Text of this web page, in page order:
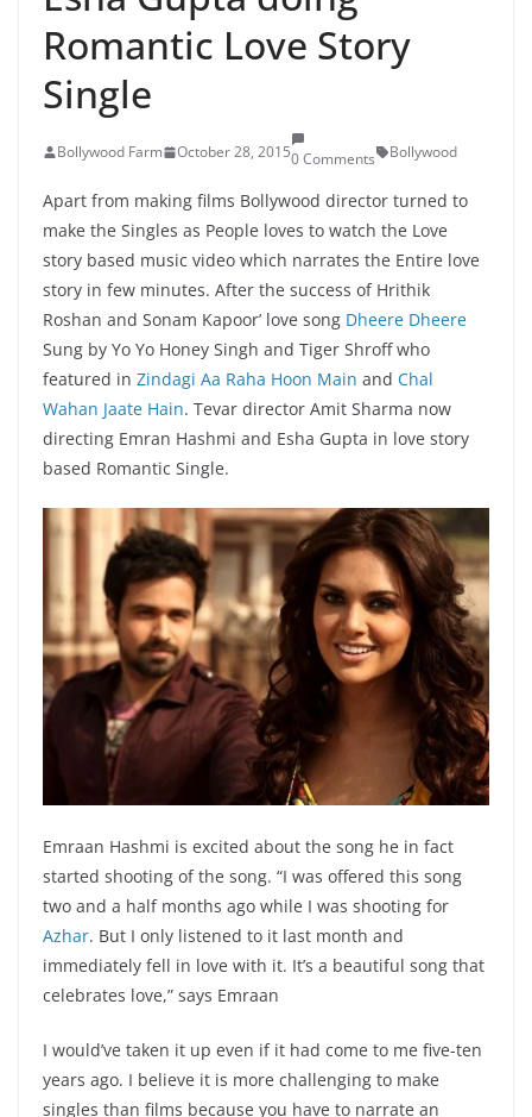
Romantic Love Story
Single
Bollywood Farm October 28, 20150 Comments Bollywood
Apart from making films Bollywood director turned to
make the Singles as People loves to watch the Love
story based music video which narrates the Entire love
story in few minutes. After the success of Hrithik
Roshan and Sonam Kapoor’ love song Dheere Dheere
Sung by Yo Yo Honey Singh and Tiger Shroff who
featured in Zindagi Aa Raha Hoon Main and Chal
Wahan Jaate Hain. Tevar director Amit Sharma now
directing Emran Hashmi and Esha Gupta in love story
based Romantic Single.
Emraan Hashmi is excited about the song he in fact
started shooting of the song. “I was offered this song
two and a half months ago while I was shooting for
Azhar. But I only listened to it last month and
immediately fell in love with it. It’s a beautiful song that
celebrates love,” says Emraan
I would’ve taken it up even if it had come to me five-ten
years ago. I believe it is more challenging to make
singles than films because you have to narrate an